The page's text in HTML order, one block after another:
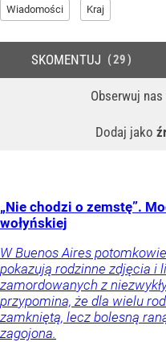
Wiadomości Kraj
Obserwuj nas
Dodaj jako
SKOMENTUJ 29
„Nie chodzi o zemstę”.
wołyńskiej
W Buenos Aires
pokazują rodzinne zdjęcia i
zamordowanych z
przypomina, że dla wielu
zamkniętą, lecz bolesną
zagojona.